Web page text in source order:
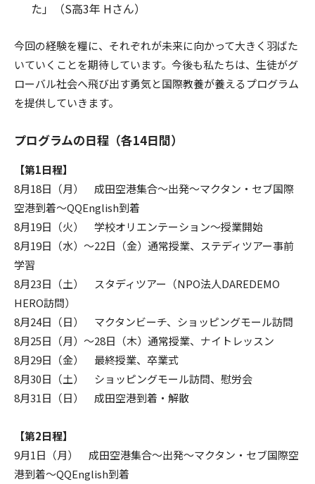
た」（S高3年 Hさん）
今回の経験を糧に、それぞれが未来に向かって大きく羽ばた
いていくことを期待しています。今後も私たちは、生徒がグ
ローバル社会へ飛び出す勇気と国際教養が養えるプログラム
を提供していきます。
プログラムの日程（各14日間）
【第1日程】
8月18日（月） 成田空港集合〜出発〜マクタン・セブ国際
空港到着〜QQEnglish到着
8月19日（火） 学校オリエンテーション〜授業開始
8月19日（水）〜22日（金）通常授業、ステディツアー事前
学習
8月23日（土） スタディツアー（NPO法人DAREDEMO
HERO訪問）
8月24日（日） マクタンビーチ、ショッピングモール訪問
8月25日（月）〜28日（木）通常授業、ナイトレッスン
8月29日（金） 最終授業、卒業式
8月30日（土） ショッピングモール訪問、慰労会
8月31日（日） 成田空港到着・解散
【第2日程】
9月1日（月） 成田空港集合〜出発〜マクタン・セブ国際空
港到着〜QQEnglish到着